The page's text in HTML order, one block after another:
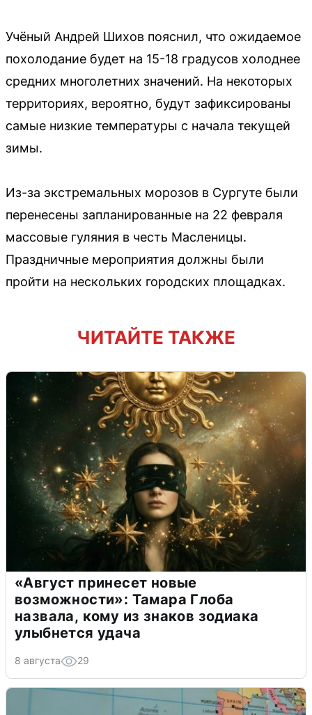
Учёный Андрей Шихов пояснил, что ожидаемое
похолодание будет на 15-18 градусов холоднее
средних многолетних значений. На некоторых
территориях, вероятно, будут зафиксированы
самые низкие температуры с начала текущей
зимы.
Из-за экстремальных морозов в Сургуте были
перенесены запланированные на 22 февраля
массовые гуляния в честь Масленицы.
Праздничные мероприятия должны были
пройти на нескольких городских площадках.
ЧИТАЙТЕ ТАКЖЕ
«Август принесет новые
возможности»: Тамара Глоба
назвала, кому из знаков зодиака
улыбнется удача
8 августа 29